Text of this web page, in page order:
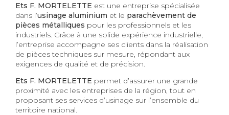
Ets F. MORTELETTE est une entreprise spécialisée
dans l’usinage aluminium et le parachèvement de
pièces métalliques pour les professionnels et les
industriels. Grâce à une solide expérience industrielle,
l’entreprise accompagne ses clients dans la réalisation
de pièces techniques sur mesure, répondant aux
exigences de qualité et de précision.
Ets F. MORTELETTE permet d’assurer une grande
proximité avec les entreprises de la région, tout en
proposant ses services d’usinage sur l’ensemble du
territoire national.